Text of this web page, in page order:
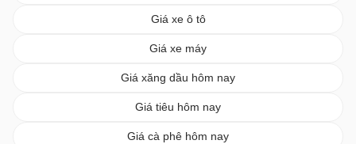
Giá xe ô tô
Giá xe máy
Giá xăng dầu hôm nay
Giá tiêu hôm nay
Giá cà phê hôm nay